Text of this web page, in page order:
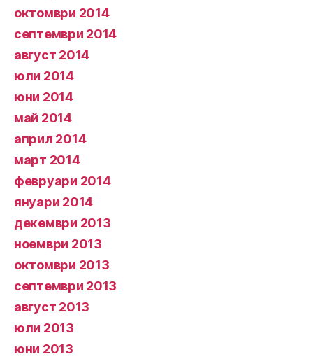
октомври 2014
септември 2014
август 2014
юли 2014
юни 2014
май 2014
април 2014
март 2014
февруари 2014
януари 2014
декември 2013
ноември 2013
октомври 2013
септември 2013
август 2013
юли 2013
юни 2013